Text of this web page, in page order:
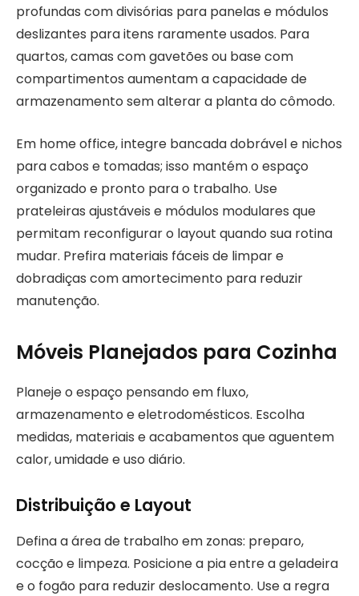
profundas com divisórias para panelas e módulos
deslizantes para itens raramente usados. Para
quartos, camas com gavetões ou base com
compartimentos aumentam a capacidade de
armazenamento sem alterar a planta do cômodo.
Em home office, integre bancada dobrável e nichos
para cabos e tomadas; isso mantém o espaço
organizado e pronto para o trabalho. Use
prateleiras ajustáveis e módulos modulares que
permitam reconfigurar o layout quando sua rotina
mudar. Prefira materiais fáceis de limpar e
dobradiças com amortecimento para reduzir
manutenção.
Móveis Planejados para Cozinha
Planeje o espaço pensando em fluxo,
armazenamento e eletrodomésticos. Escolha
medidas, materiais e acabamentos que aguentem
calor, umidade e uso diário.
Distribuição e Layout
Defina a área de trabalho em zonas: preparo,
cocção e limpeza. Posicione a pia entre a geladeira
e o fogão para reduzir deslocamento. Use a regra